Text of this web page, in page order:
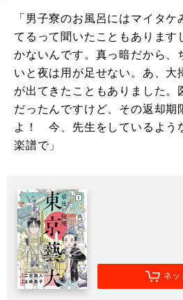
「男子寮のお風呂にはマイタケ
てるって聞いたこともあります
かないんです。真っ暗だから、
いと夜は用が足せない。あ、大
が出てきたこともありました。
だったんですけど、その返却期
よ！ 今、先生をしているよう
楽譜で」
ネッ